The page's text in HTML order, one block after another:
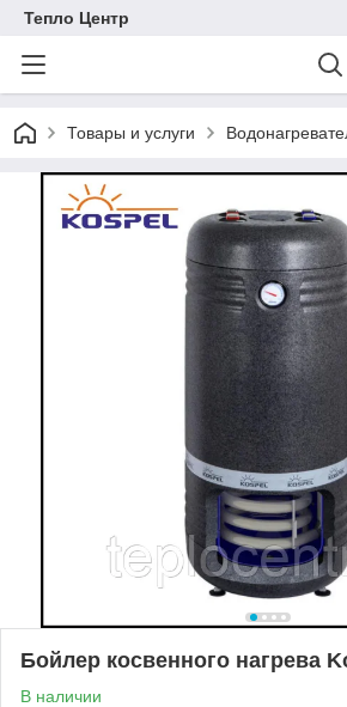
Тепло Центр
Товары и услуги
Бойлер косвенного нагрева
В наличии